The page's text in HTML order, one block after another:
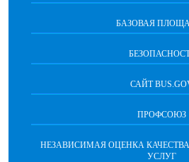
БАЗОВАЯ
САЙТ
ПРОФСОЮЗ
НЕЗАВИСИМАЯ ОЦЕНКА
УСЛУГ